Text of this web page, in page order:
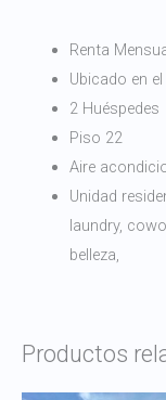
Renta
Ubicado en
2 Huéspedes
Piso 22
Aire
Unidad
laundry,
belleza,
Productos